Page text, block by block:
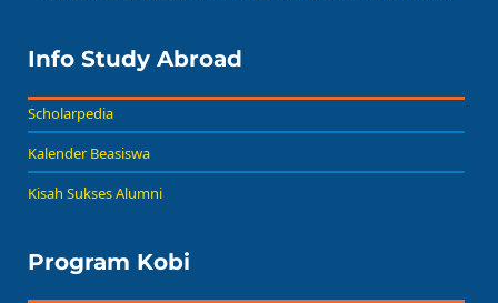
Info Study Abroad
Scholarpedia
Kalender Beasiswa
Kisah Sukses Alumni
Program Kobi